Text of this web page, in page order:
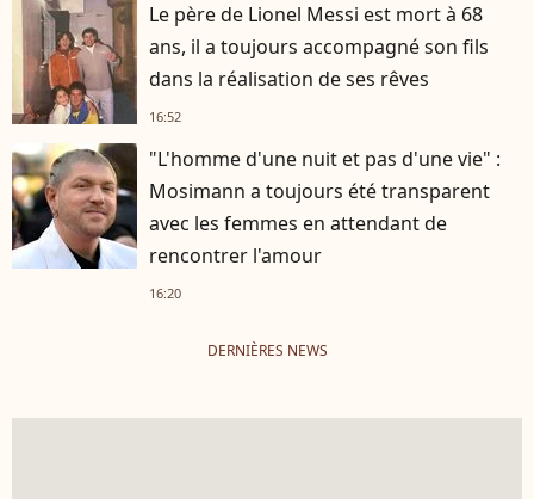
Le père de Lionel Messi est mort à 68
ans, il a toujours accompagné son fils
dans la réalisation de ses rêves
16:52
"L'homme d'une nuit et pas d'une vie" :
Mosimann a toujours été transparent
avec les femmes en attendant de
rencontrer l'amour
16:20
DERNIÈRES NEWS